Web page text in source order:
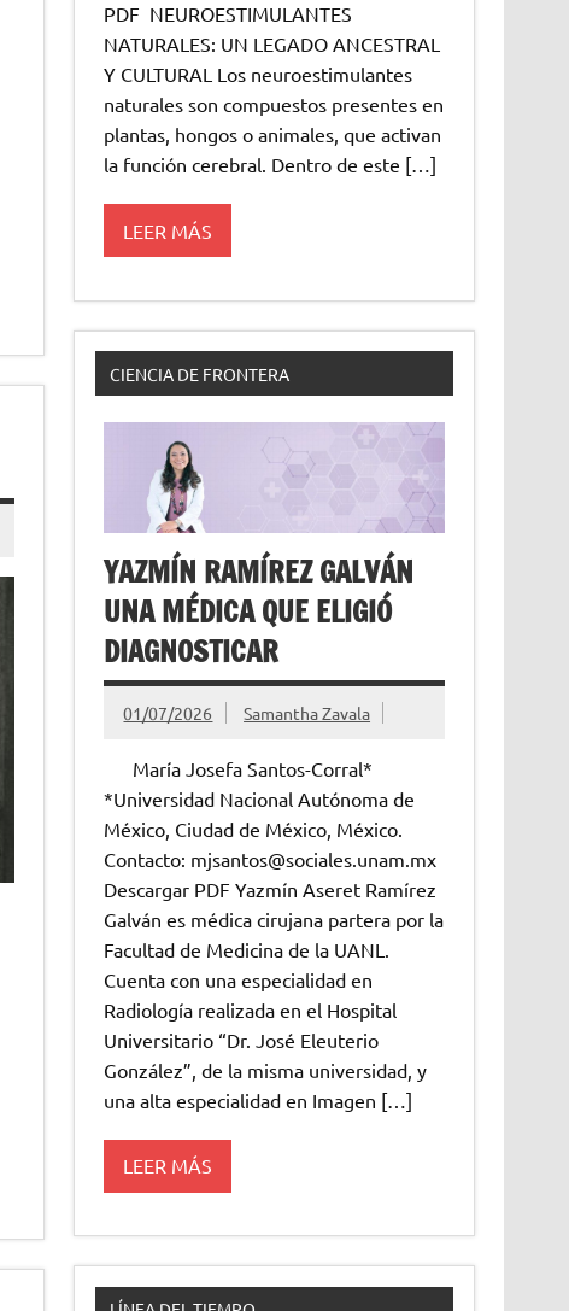
PDF NEUROESTIMULANTES
NATURALES: UN LEGADO ANCESTRAL
Y CULTURAL Los neuroestimulantes
naturales son compuestos presentes en
plantas, hongos o animales, que activan
la función cerebral. Dentro de este […]
LEER MÁS
CIENCIA DE FRONTERA
YAZMÍN RAMÍREZ GALVÁN
UNA MÉDICA QUE ELIGIÓ
DIAGNOSTICAR
01/07/2026 Samantha Zavala
María Josefa Santos-Corral*
*Universidad Nacional Autónoma de
México, Ciudad de México, México.
Contacto: mjsantos@sociales.unam.mx
Descargar PDF Yazmín Aseret Ramírez
Galván es médica cirujana partera por la
Facultad de Medicina de la UANL.
Cuenta con una especialidad en
Radiología realizada en el Hospital
Universitario “Dr. José Eleuterio
González”, de la misma universidad, y
una alta especialidad en Imagen […]
LEER MÁS